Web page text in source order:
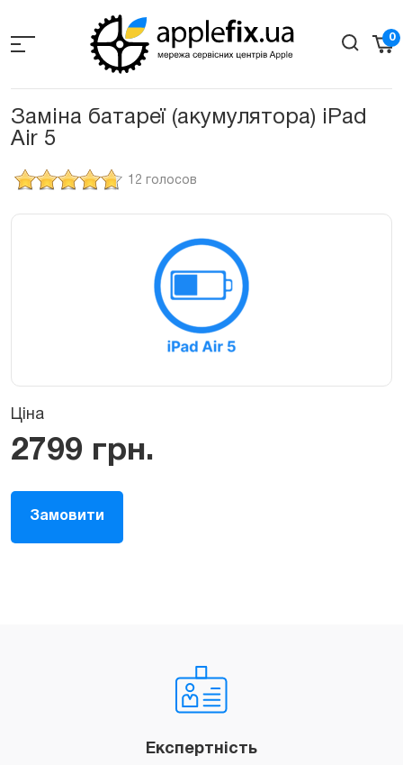
the
0
Заміна батареї (акумулятора) iPad
Air 5
12 голосов
Ціна
2799 грн.
Замовити
Експертність